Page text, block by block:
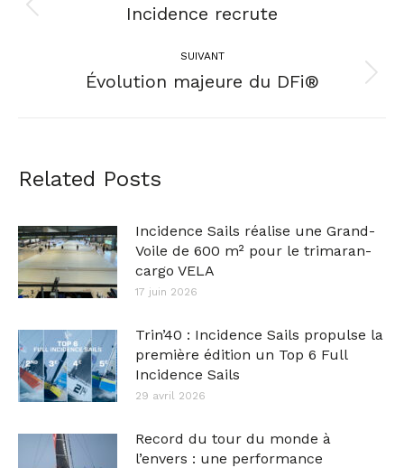
Incidence recrute
SUIVANT
Évolution majeure du DFi®
Related Posts
Incidence Sails réalise une Grand-
Voile de 600 m² pour le trimaran-
cargo VELA
17 juin 2026
Trin’40 : Incidence Sails propulse la
première édition un Top 6 Full
Incidence Sails
29 avril 2026
Record du tour du monde à
l’envers : une performance